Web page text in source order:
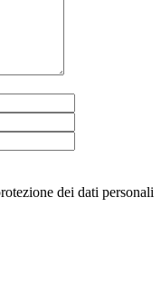
dei dati personali